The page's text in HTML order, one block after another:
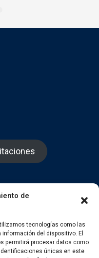
de
tecnologías como las
del dispositivo. El
permitirá procesar datos como
únicas en este